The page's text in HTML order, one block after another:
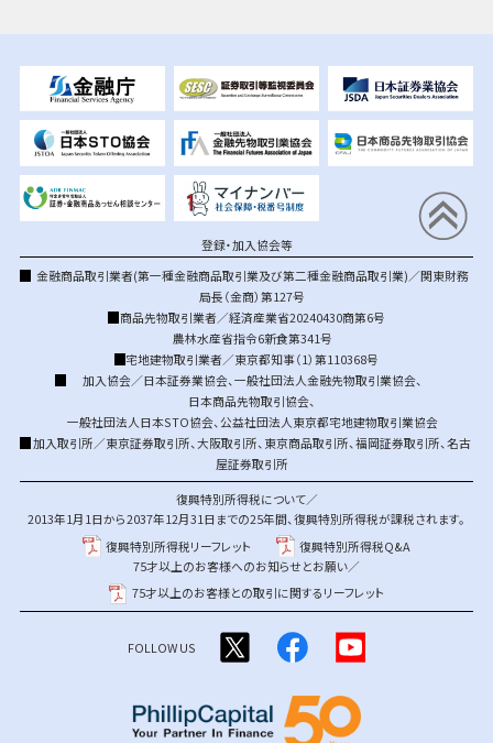
登録・加入協会等
金融商品取引業者(第一種金融商品取引業及び第二種金融商品取引業)／関東財務
局長（金商）第127号
商品先物取引業者／経済産業省20240430商第6号
農林水産省指令6新食第341号
宅地建物取引業者／東京都知事（1）第110368号
加入協会／日本証券業協会、 一般社団法人金融先物取引業協会、
日本商品先物取引協会、
一般社団法人日本STO協会、 公益社団法人東京都宅地建物取引業協会
加入取引所／東京証券取引所、大阪取引所、 東京商品取引所、福岡証券取引所、名古
屋証券取引所
復興特別所得税について／
2013年1月1日から2037年12月31日までの25年間、復興特別所得税が課税されます。
復興特別所得税リーフレット
復興特別所得税Q&A
75才以上のお客様へのお知らせとお願い／
75才以上のお客様との取引に関するリーフレット
FOLLOW US